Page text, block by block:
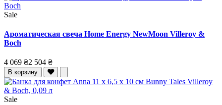
Sale
Ароматическая свеча Home Energy NewMoon Villeroy &
Boch
4 069 ₴2 504 ₴
В корзину
Sale